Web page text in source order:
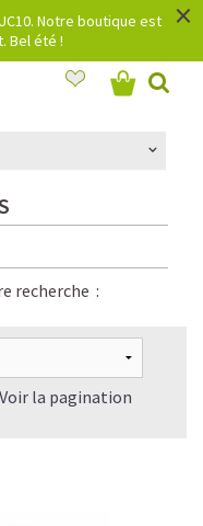
Notre boutique est
Bel été !
×
recherche :
Voir la pagination